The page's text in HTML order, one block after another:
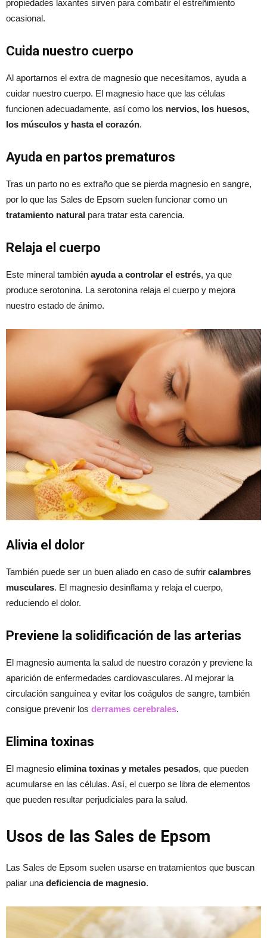
propiedades laxantes sirven para combatir el estreñimiento
ocasional.
Cuida nuestro cuerpo
Al aportarnos el extra de magnesio que necesitamos, ayuda a
cuidar nuestro cuerpo. El magnesio hace que las células
funcionen adecuadamente, así como los nervios, los huesos,
los músculos y hasta el corazón.
Ayuda en partos prematuros
Tras un parto no es extraño que se pierda magnesio en sangre,
por lo que las Sales de Epsom suelen funcionar como un
tratamiento natural para tratar esta carencia.
Relaja el cuerpo
Este mineral también ayuda a controlar el estrés, ya que
produce serotonina. La serotonina relaja el cuerpo y mejora
nuestro estado de ánimo.
Alivia el dolor
También puede ser un buen aliado en caso de sufrir calambres
musculares. El magnesio desinflama y relaja el cuerpo,
reduciendo el dolor.
Previene la solidificación de las arterias
El magnesio aumenta la salud de nuestro corazón y previene la
aparición de enfermedades cardiovasculares. Al mejorar la
circulación sanguínea y evitar los coágulos de sangre, también
consigue prevenir los derrames cerebrales.
Elimina toxinas
El magnesio elimina toxinas y metales pesados, que pueden
acumularse en las células. Así, el cuerpo se libra de elementos
que pueden resultar perjudiciales para la salud.
Usos de las Sales de Epsom
Las Sales de Epsom suelen usarse en tratamientos que buscan
paliar una deficiencia de magnesio.